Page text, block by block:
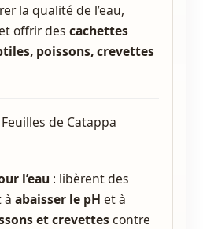
la qualité de l’eau,
offrir des cachettes
poissons, crevettes
de Catappa
l’eau : libèrent des
àabaisser le pH et à
et crevettescontre